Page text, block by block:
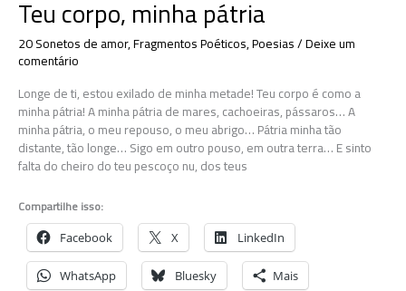
Teu corpo, minha pátria
20 Sonetos de amor,Fragmentos Poéticos,Poesias/Deixe um
comentário
Longe de ti, estou exilado de minha metade! Teu corpo é como a
minha pátria! A minha pátria de mares, cachoeiras, pássaros… A
minha pátria, o meu repouso, o meu abrigo… Pátria minha tão
distante, tão longe… Sigo em outro pouso, em outra terra… E sinto
falta do cheiro do teu pescoço nu, dos teus
Compartilhe isso:
Facebook X LinkedIn
WhatsApp Bluesky Mais